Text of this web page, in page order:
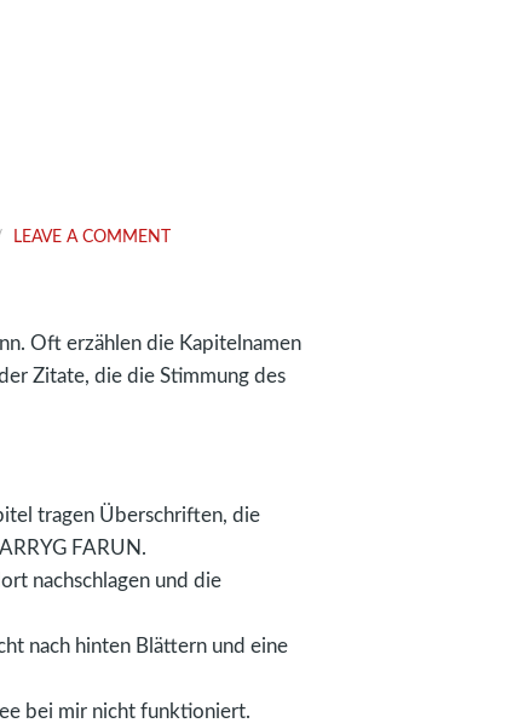
LEAVE A COMMENT
Oft erzählen die Kapitelnamen
Zitate, die die Stimmung des
tragen Überschriften, die
FARUN.
nachschlagen und die
nach hinten Blättern und eine
bei mir nicht funktioniert.